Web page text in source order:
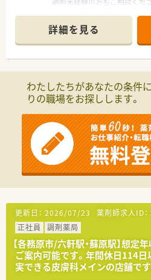
リウマチ科・リハビリテーショ
ペインクリニック等の処方箋
経験を積むことができます。
■各務原市を中心に数店舗展開
■ゆったりと自分のペースでお
で、
未経験の方も徐々にスキルア
■温和な代表のもと、風通しの
す。
採用も人柄重視です！
詳細を見る
わたしたちがあなたの条件
りの職場をお探しします。
更新日： 2026/07/23 薬剤師求人ID：
正社員
調剤薬局
【各務原市/六軒駅・蘇原駅】想
ご案内可能です。年間休日114
実できる皮膚科メインの店舗です